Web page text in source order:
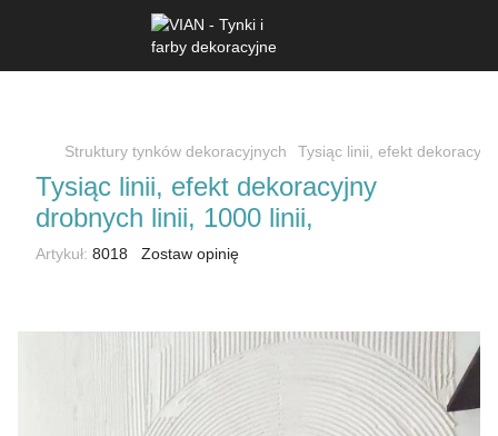
Struktury tynków dekoracyjnych Tysiąc linii, efekt
Tysiąc linii, efekt dekoracyjny
drobnych linii, 1000 linii,
Artykuł: 8018 Zostaw opinię